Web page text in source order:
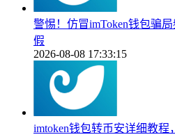
警惕！仿冒imToken钱包骗
假
2026-08-08 17:33:15
imtoken钱包转币安详细教